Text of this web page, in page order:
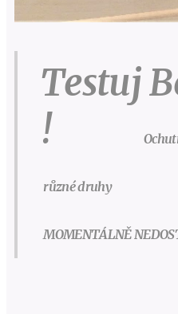
Testuj
!
různé
MOMENTÁLNĚ